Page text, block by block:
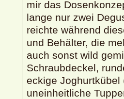
mir das
lange nur zwei
reichte während
und Behälter, die
auch sonst wild
Schraubdeckel,
eckige
uneinheitliche